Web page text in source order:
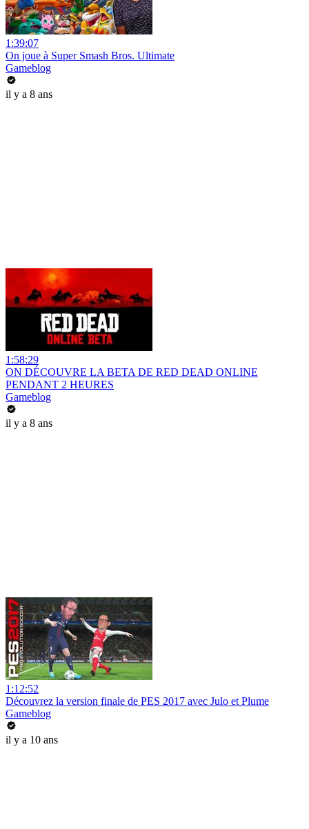
1:39:07
On joue à Super Smash Bros. Ultimate
Gameblog
il y a 8 ans
1:58:29
ON DÉCOUVRE LA BETA DE RED DEAD ONLINE
PENDANT 2 HEURES
Gameblog
il y a 8 ans
1:12:52
Découvrez la version finale de PES 2017 avec Julo et Plume
Gameblog
il y a 10 ans